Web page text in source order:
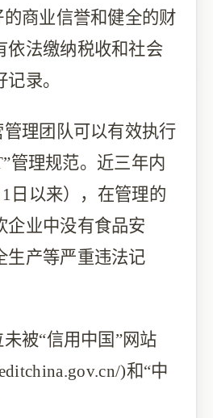
的商业信誉和健全的财
依法缴纳税收和社会
录。
理团队可以有效执行
管理规范。近三年内
1日以来），在管理的
企业中没有食品安
生产等严重违法记
被“信用中国”网站
)和“中